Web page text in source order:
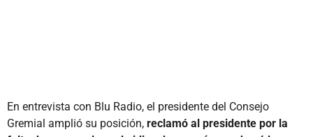
En entrevista con Blu Radio, el presidente del Consejo
Gremial amplió su posición, reclamó al presidente por la